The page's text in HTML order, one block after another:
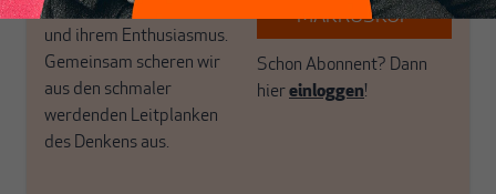
Recherchen, ihrem Wissen
und ihrem Enthusiasmus.
Gemeinsam scheren wir
aus den schmaler
werdenden Leitplanken
des Denkens aus.
MAKROSKOP
Schon Abonnent? Dann
hiereinloggen!